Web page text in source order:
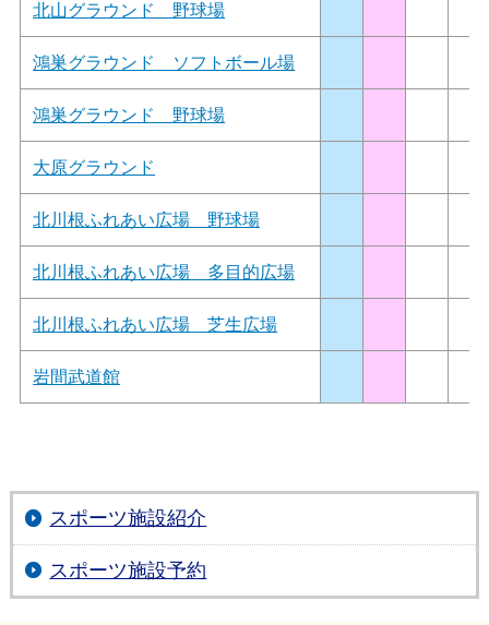
北山グラウンド 野球場
鴻巣グラウンド ソフトボール場
鴻巣グラウンド 野球場
大原グラウンド
北川根ふれあい広場 野球場
北川根ふれあい広場 多目的広場
北川根ふれあい広場 芝生広場
岩間武道館
スポーツ施設紹介
スポーツ施設予約